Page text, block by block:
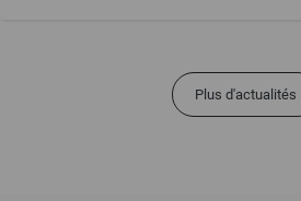
Plus d'actualités